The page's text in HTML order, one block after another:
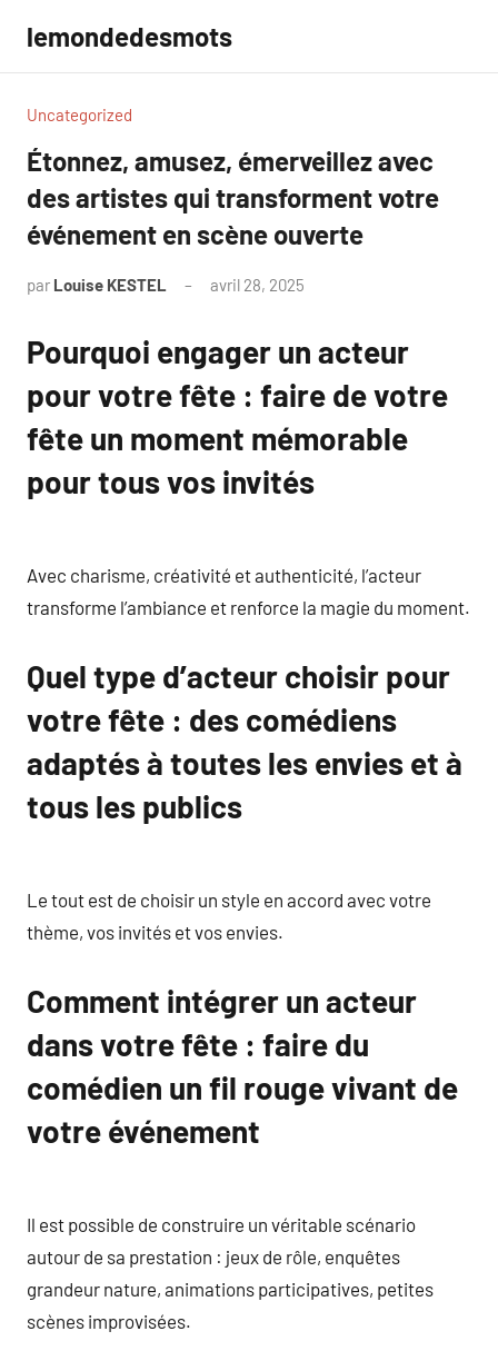
contenu
lemondedesmots
Uncategorized
Étonnez, amusez, émerveillez avec
des artistes qui transforment votre
événement en scène ouverte
par Louise KESTEL avril 28, 2025
Pourquoi engager un acteur
pour votre fête : faire de votre
fête un moment mémorable
pour tous vos invités
Avec charisme, créativité et authenticité, l’acteur
transforme l’ambiance et renforce la magie du moment.
Quel type d’acteur choisir pour
votre fête : des comédiens
adaptés à toutes les envies et à
tous les publics
Le tout est de choisir un style en accord avec votre
thème, vos invités et vos envies.
Comment intégrer un acteur
dans votre fête : faire du
comédien un fil rouge vivant de
votre événement
Il est possible de construire un véritable scénario
autour de sa prestation : jeux de rôle, enquêtes
grandeur nature, animations participatives, petites
scènes improvisées.